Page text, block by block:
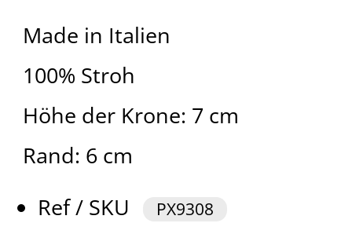
Made in Italien
100% Stroh
Höhe der Krone: 7 cm
Rand: 6 cm
Ref / SKU
PX9308